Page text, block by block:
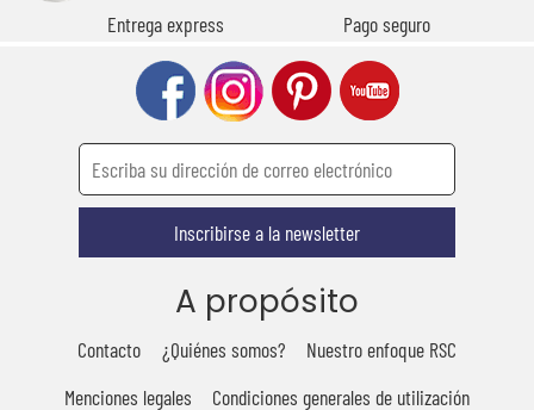
Entrega express
Pago seguro
Inscribirse a la newsletter
A propósito
Contacto ¿Quiénes somos?
Nuestro enfoque RSC
Menciones legales
Condiciones generales de utilización